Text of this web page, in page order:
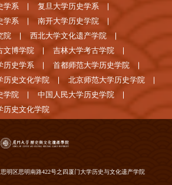
学系
复旦大学历史学系
学系
南开大学历史学院
院
西北大学文化遗产学院
文博学院
吉林大学考古学院
历史学系
首都师范大学历史学院
历史文化学院
北京师范大学历史学院
学院
中国人民大学历史学院
历史文化学院
明区思明南路422号之四厦门大学历史与文化遗产学院